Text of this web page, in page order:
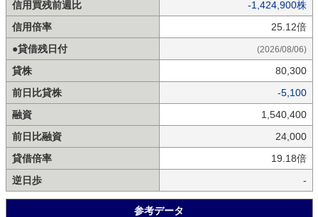
信用買残前週比
-1,424,900株
信用倍率
25.12倍
●貸借残日付
(2026/08/06)
貸株
80,300
前日比貸株
-5,100
融資
1,540,400
前日比融資
24,000
貸借倍率
19.18倍
逆日歩
-
参考データ